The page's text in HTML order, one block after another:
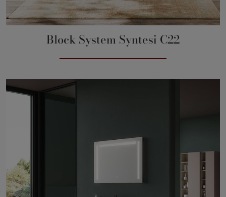
Block System Syntesi C22